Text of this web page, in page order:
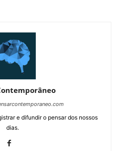
e difundir o pensar dos nossos
dias.